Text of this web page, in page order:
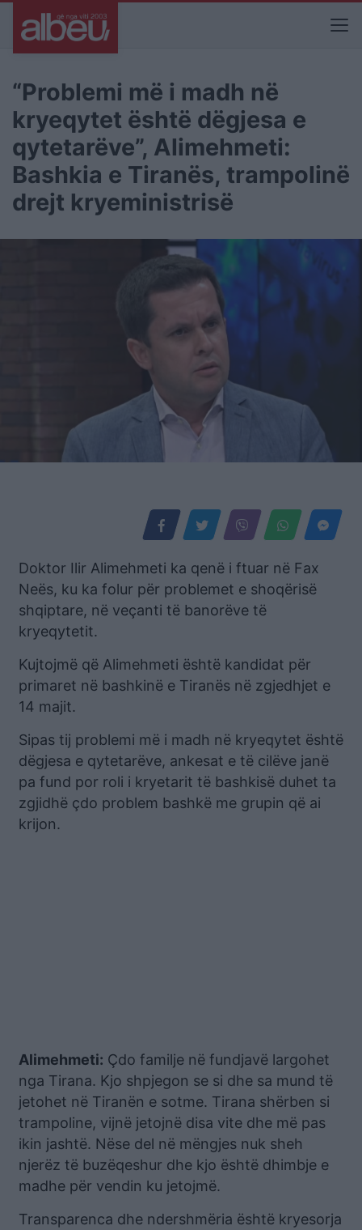
“Problemi më i madh në
kryeqytet është dëgjesa e
qytetarëve”, Alimehmeti:
Bashkia e Tiranës, trampolinë
drejt kryeministrisë
Doktor Ilir Alimehmeti ka qenë i ftuar në Fax
Neës, ku ka folur për problemet e shoqërisë
shqiptare, në veçanti të banorëve të
kryeqytetit.
Kujtojmë që Alimehmeti është kandidat për
primaret në bashkinë e Tiranës në zgjedhjet e
14 majit.
Sipas tij problemi më i madh në kryeqytet është
dëgjesa e qytetarëve, ankesat e të cilëve janë
pa fund por roli i kryetarit të bashkisë duhet ta
zgjidhë çdo problem bashkë me grupin që ai
krijon.
Alimehmeti: Çdo familje në fundjavë largohet
nga Tirana. Kjo shpjegon se si dhe sa mund të
jetohet në Tiranën e sotme. Tirana shërben si
trampoline, vijnë jetojnë disa vite dhe më pas
ikin jashtë. Nëse del në mëngjes nuk sheh
njerëz të buzëqeshur dhe kjo është dhimbje e
madhe për vendin ku jetojmë.
Transparenca dhe ndershmëria është kryesorja